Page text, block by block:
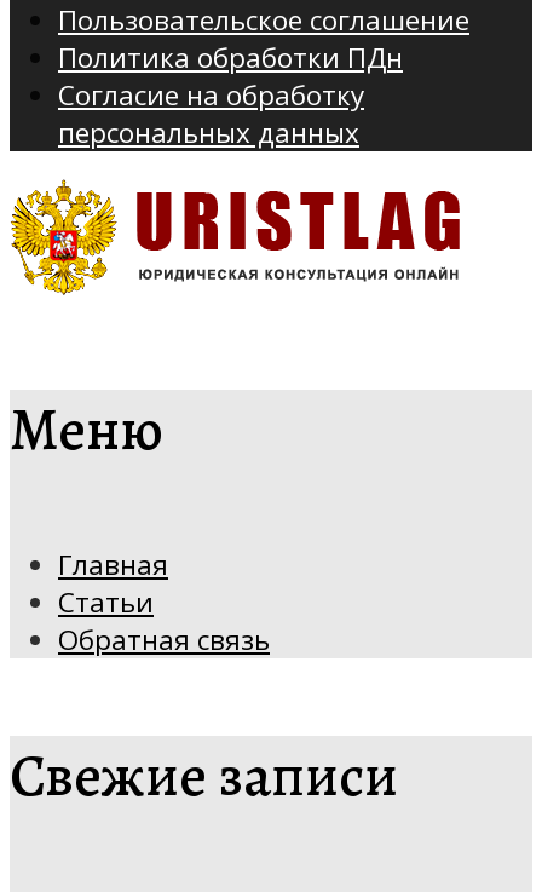
Пользовательское соглашение
Политика обработки ПДн
Согласие на обработку
персональных данных
Меню
Главная
Статьи
Обратная связь
Свежие записи